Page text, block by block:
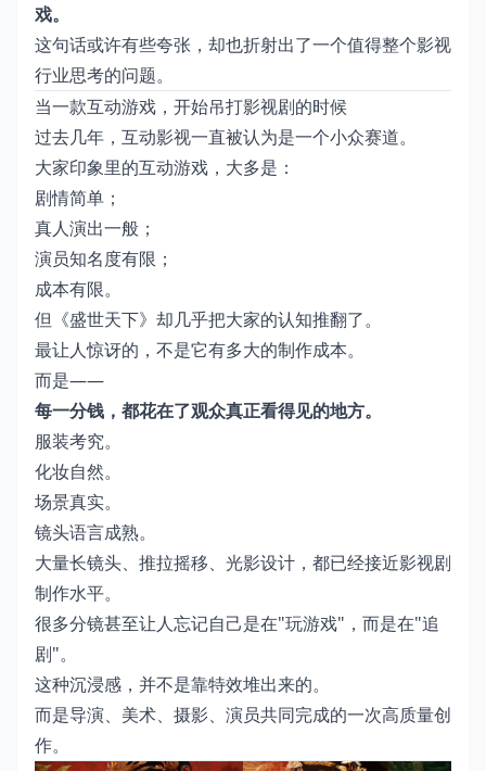
戏。
这句话或许有些夸张，却也折射出了一个值得整个影视
行业思考的问题。
当一款互动游戏，开始吊打影视剧的时候
过去几年，互动影视一直被认为是一个小众赛道。
大家印象里的互动游戏，大多是：
剧情简单；
真人演出一般；
演员知名度有限；
成本有限。
但《盛世天下》却几乎把大家的认知推翻了。
最让人惊讶的，不是它有多大的制作成本。
而是——
每一分钱，都花在了观众真正看得见的地方。
服装考究。
化妆自然。
场景真实。
镜头语言成熟。
大量长镜头、推拉摇移、光影设计，都已经接近影视剧
制作水平。
很多分镜甚至让人忘记自己是在"玩游戏"，而是在"追
剧"。
这种沉浸感，并不是靠特效堆出来的。
而是导演、美术、摄影、演员共同完成的一次高质量创
作。